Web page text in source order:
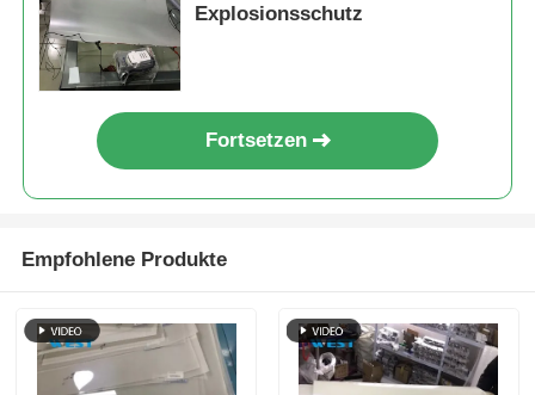
Explosionsschutz
Fortsetzen
Empfohlene Produkte